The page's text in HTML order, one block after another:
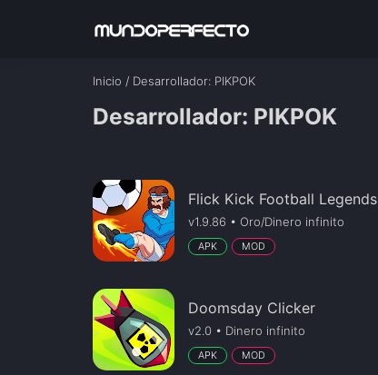
Inicio / Desarrollador: PIKPOK
Desarrollador: PIKPOK
Flick Kick Football Legends
v1.9.86 • Oro/Dinero infinito
APK MOD
Doomsday Clicker
v2.0 • Dinero infinito
APK MOD